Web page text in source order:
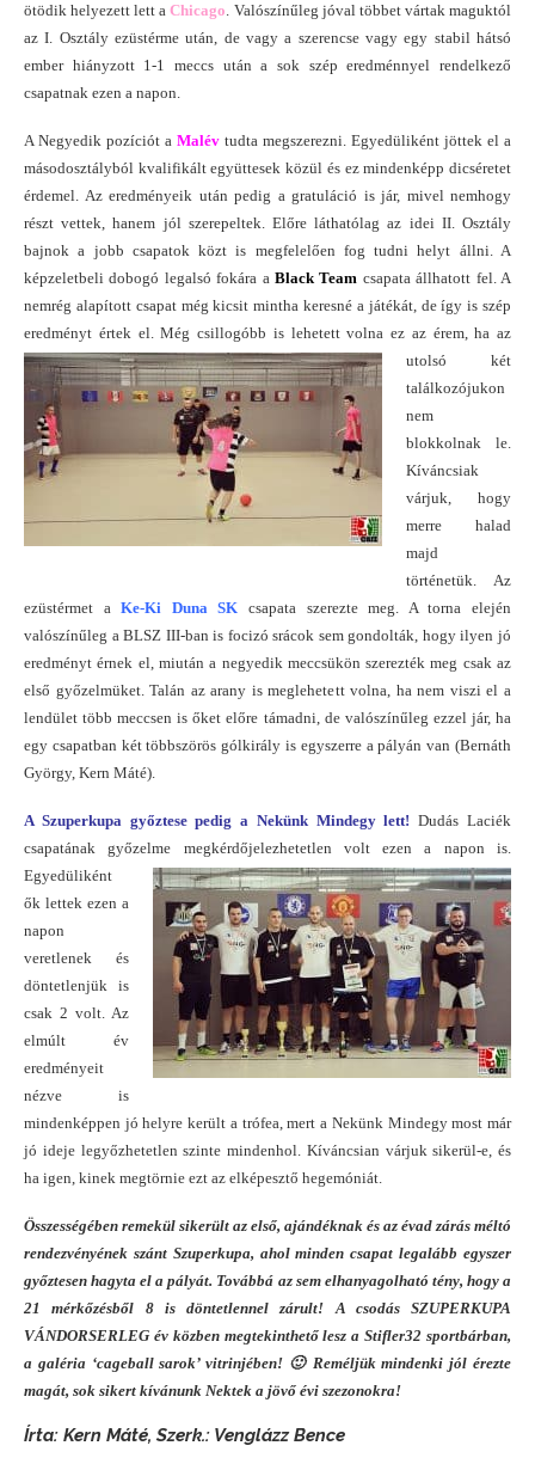
ötödik helyezett lett aChicago. Valószínűleg jóval többet vártak maguktól
az I. Osztály ezüstérme után, de vagy a szerencse vagy egy stabil hátsó
ember hiányzott 1-1 meccs után a sok szép eredménnyel rendelkező
csapatnak ezen a napon.
A Negyedik pozíciót a Malév tudta megszerezni. Egyedüliként jöttek el a
másodosztályból kvalifikált együttesek közül és ez mindenképp dicséretet
érdemel. Az eredményeik után pedig a gratuláció is jár, mivel nemhogy
részt vettek, hanem jól szerepeltek. Előre láthatólag az idei II. Osztály
bajnok a jobb csapatok közt is megfelelően fog tudni helyt állni. A
képzeletbeli dobogó legalsó fokára a Black Team csapata állhatott fel. A
nemrég alapított csapat még kicsit mintha keresné a játékát, de így is szép
eredményt értek el. Még csillogóbb is lehetett volna ez az érem, ha az
utolsó két
találkozójukon
nem
blokkolnak le.
Kíváncsiak
várjuk, hogy
merre halad
majd
történetük. Az
ezüstérmet aKe-Ki Duna SK csapata szerezte meg. A torna elején
valószínűleg a BLSZ III-ban is focizó srácok sem gondolták, hogy ilyen jó
eredményt érnek el, miután a negyedik meccsükön szerezték meg csak az
első győzelmüket. Talán az arany is meglehetett volna, ha nem viszi el a
lendület több meccsen is őket előre támadni, de valószínűleg ezzel jár, ha
egy csapatban két többszörös gólkirály is egyszerre a pályán van (Bernáth
György, Kern Máté).
A Szuperkupa győztese pedig a Nekünk Mindegy lett! Dudás Laciék
csapatának győzelme megkérdőjelezhetetlen volt ezen a napon is.
Egyedüliként
ők lettek ezen a
napon
veretlenek és
döntetlenjük is
csak 2 volt. Az
elmúlt év
eredményeit
nézve is
mindenképpen jó helyre került a trófea, mert a Nekünk Mindegy most már
jó ideje legyőzhetetlen szinte mindenhol. Kíváncsian várjuk sikerül-e, és
ha igen, kinek megtörnie ezt az elképesztő hegemóniát.
Összességében remekül sikerült az első, ajándéknak és az évad zárás méltó
rendezvényének szánt Szuperkupa, ahol minden csapat legalább egyszer
győztesen hagyta el a pályát. Továbbá az sem elhanyagolható tény, hogy a
21 mérkőzésből 8 is döntetlennel zárult! A csodás SZUPERKUPA
VÁNDORSERLEG év közben megtekinthető lesz a Stifler32 sportbárban,
a galéria ‘cageball sarok’ vitrinjében! 🙂 Reméljük mindenki jól érezte
magát, sok sikert kívánunk Nektek a jövő évi szezonokra!
Írta: Kern Máté, Szerk.: Venglázz Bence